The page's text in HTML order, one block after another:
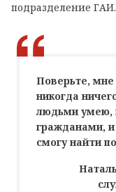
подразделение ГАИ.
Поверьте,
никогда
людьми умею,
гражданами,
смогу найти